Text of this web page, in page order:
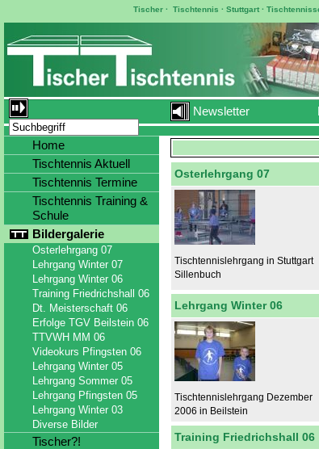
Tischer· Tischtennis · Stuttgart·
Newsletter
Osterlehrgang 07
Tischtennislehrgang in Stuttgart
Sillenbuch
Lehrgang Winter 06
Tischtennislehrgang Dezember
2006 in Beilstein
Training Friedrichshall 06
Home
Tischtennis Aktuell
Tischtennis Termine
Tischtennis Training &
Schule
Bildergalerie
Osterlehrgang 07
Lehrgang Winter 07
Lehrgang Winter 06
Training Friedrichshall 06
Dt. Meisterschaft 06
Erfolge TGV Beilstein 06
TTVWH MM 06
Videokurs Pfingsten 06
Lehrgang Winter 05
Lehrgang Sommer 05
Lehrgang Pfingsten 05
Lehrgang Winter 03
Diverse Bilder
Tischer?!